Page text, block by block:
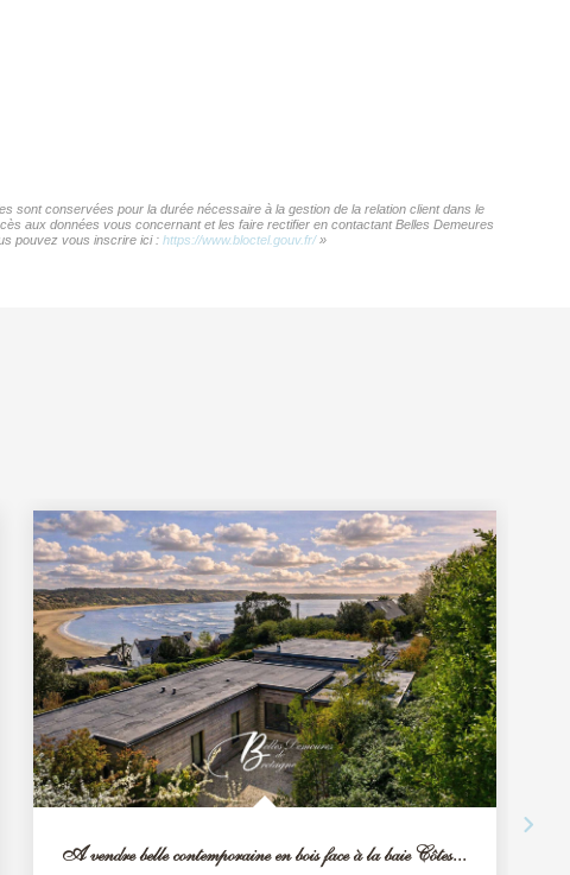
sont conservées pour la durée nécessaire à la gestion de la relation client dans le
aux données vous concernant et les faire rectifier en contactant Belles Demeures
pouvez vous inscrire ici : https://www.bloctel.gouv.fr/»
A vendre belle contemporaine en bois face à la baie Côtes...